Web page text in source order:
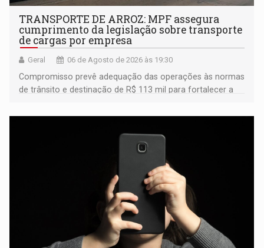
TRANSPORTE DE ARROZ: MPF assegura
cumprimento da legislação sobre transporte
de cargas por empresa
Geral 06 de Agosto de 2026 às 19:30
Compromisso prevê adequação das operações às normas
de trânsito e destinação de R$ 113 mil para fortalecer a